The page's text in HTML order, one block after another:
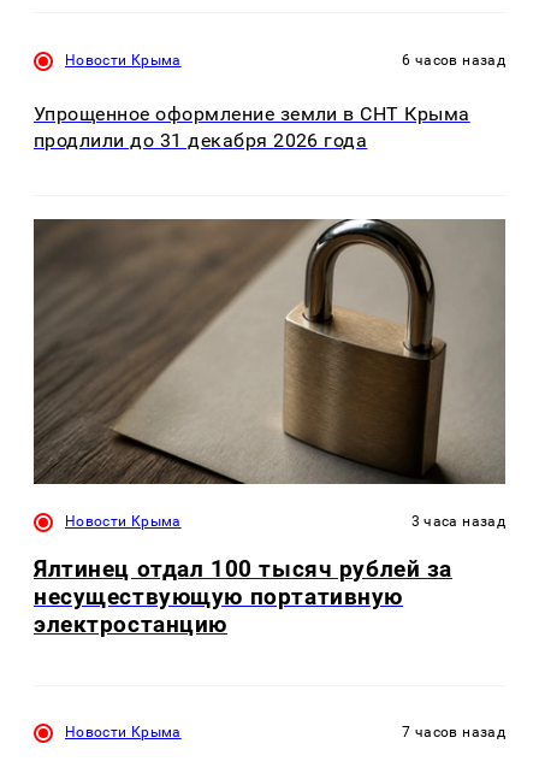
Новости Крыма 6 часов назад
Упрощенное оформление земли в СНТ Крыма
продлили до 31 декабря 2026 года
Новости Крыма 3 часа назад
Ялтинец отдал 100 тысяч рублей за
несуществующую портативную
электростанцию
Новости Крыма 7 часов назад